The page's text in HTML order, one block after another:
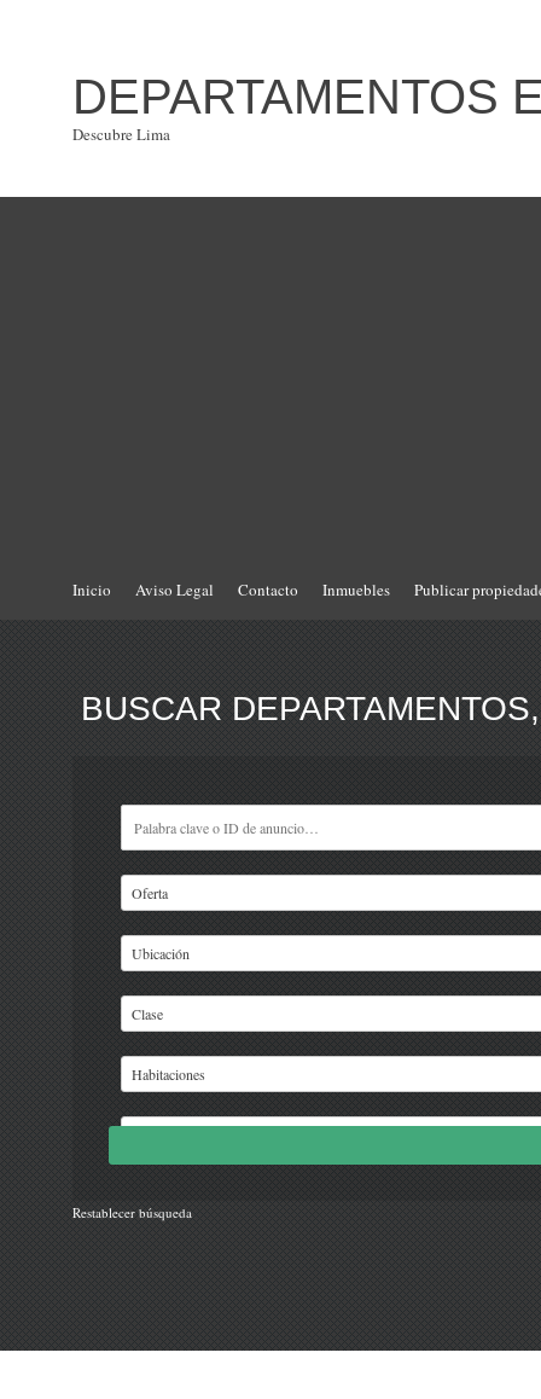
DEPARTAMENTOS
Descubre Lima
Inicio Aviso Legal Contacto Inmuebles Publicar
BUSCAR
Restablecer búsqueda